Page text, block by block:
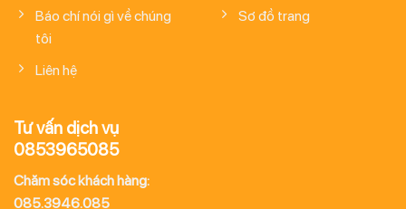
Báo chí nói gì về chúng
tôi
Liên hệ
Sơ đồ trang
Tư vấn dịch vụ
0853965085
Chăm sóc khách hàng:
085.3946.085